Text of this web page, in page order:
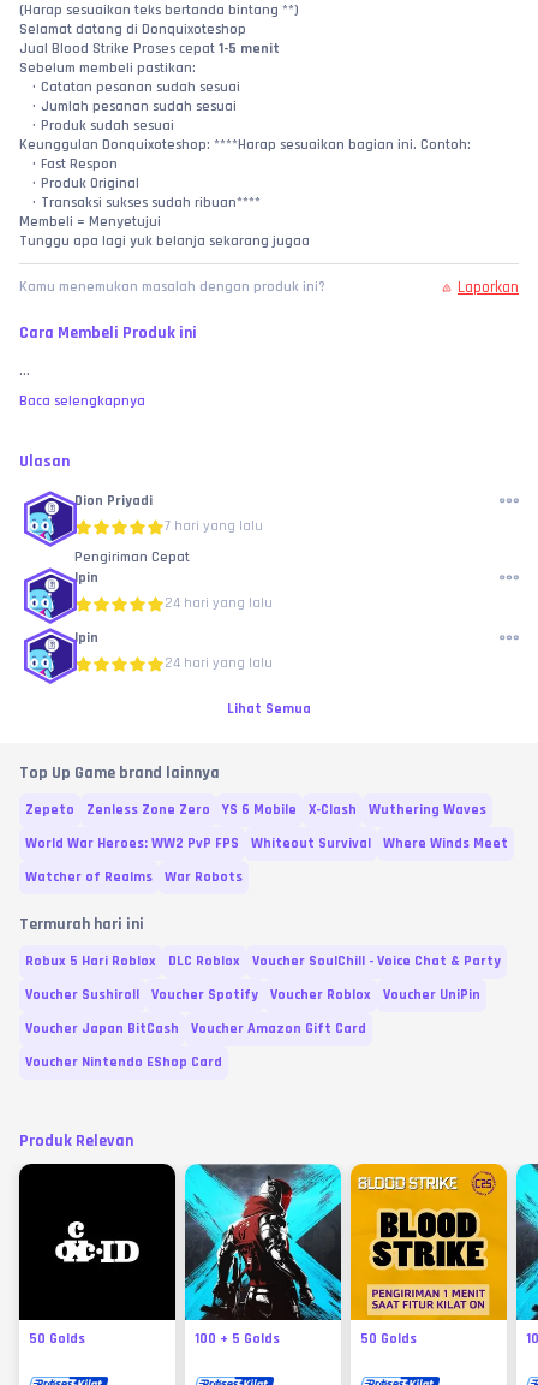
(Harap sesuaikan teks bertanda bintang **)
Selamat datang di Donquixoteshop
Jual Blood Strike Proses cepat 1-5 menit
Sebelum membeli pastikan:
Catatan pesanan sudah sesuai
Jumlah pesanan sudah sesuai
Produk sudah sesuai
Keunggulan Donquixoteshop: ****Harap sesuaikan bagian ini. Contoh:
Fast Respon
Produk Original
Transaksi sukses sudah ribuan****
Membeli = Menyetujui
Tunggu apa lagi yuk belanja sekarang jugaa
Kamu menemukan masalah dengan produk ini? Laporkan
Cara Membeli Produk ini
...
Baca selengkapnya
Ulasan
Dion Priyadi
7 hari yang lalu
Pengiriman Cepat
Ipin
24 hari yang lalu
Ipin
24 hari yang lalu
Lihat Semua
Top Up Game brand lainnya
Zepeto Zenless Zone Zero YS 6 Mobile X-Clash
Wuthering Waves
World War Heroes: WW2 PvP FPS
Whiteout Survival
Where Winds Meet
Watcher of Realms
War Robots
Termurah hari ini
Robux 5 Hari Roblox DLC Roblox
Voucher SoulChill - Voice Chat & Party
Voucher Sushiroll
Voucher Spotify Voucher Roblox
Voucher UniPin
Voucher Japan BitCash
Voucher Amazon Gift Card
Voucher Nintendo EShop Card
Produk Relevan
50 Golds 100 + 5 Golds 50 Golds